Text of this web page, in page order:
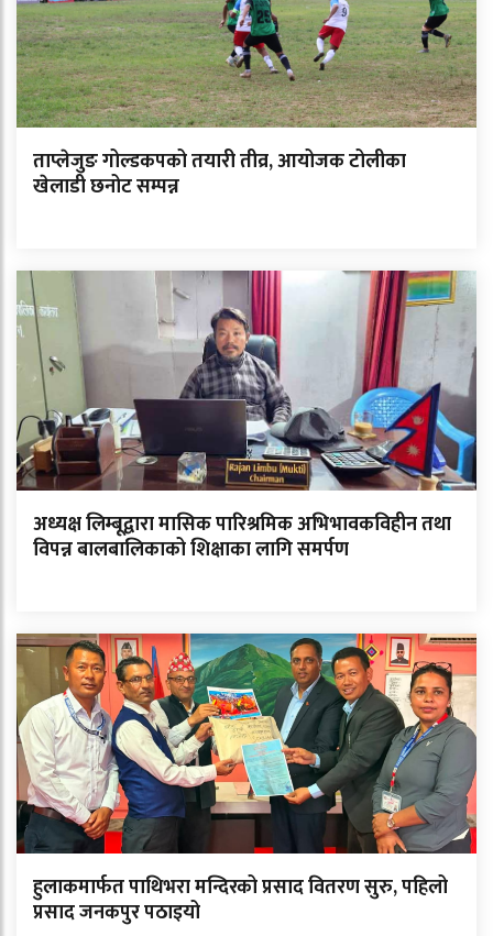
ताप्लेजुङ गोल्डकपको तयारी तीव्र, आयोजक टोलीका
खेलाडी छनोट सम्पन्न
अध्यक्ष लिम्बूद्वारा मासिक पारिश्रमिक अभिभावकविहीन तथा
विपन्न बालबालिकाको शिक्षाका लागि समर्पण
हुलाकमार्फत पाथिभरा मन्दिरको प्रसाद वितरण सुरु, पहिलो
प्रसाद जनकपुर पठाइयो